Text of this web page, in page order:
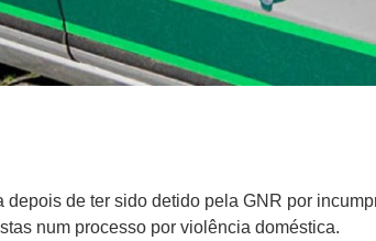
de ter sido detido pela GNR por
num processo por violência doméstica.